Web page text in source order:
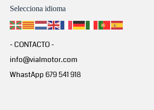
Selecciona idioma
- CONTACTO -
info@vialmotor.com
WhastApp 679 541 918